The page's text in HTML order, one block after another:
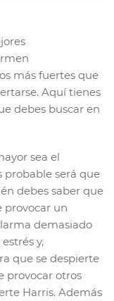
más fuertes que
Aquí tienes
debes buscar en
sea el
probable será que
debes saber que
provocar un
demasiado
y,
que se despierte
provocar otros
Harris. Además